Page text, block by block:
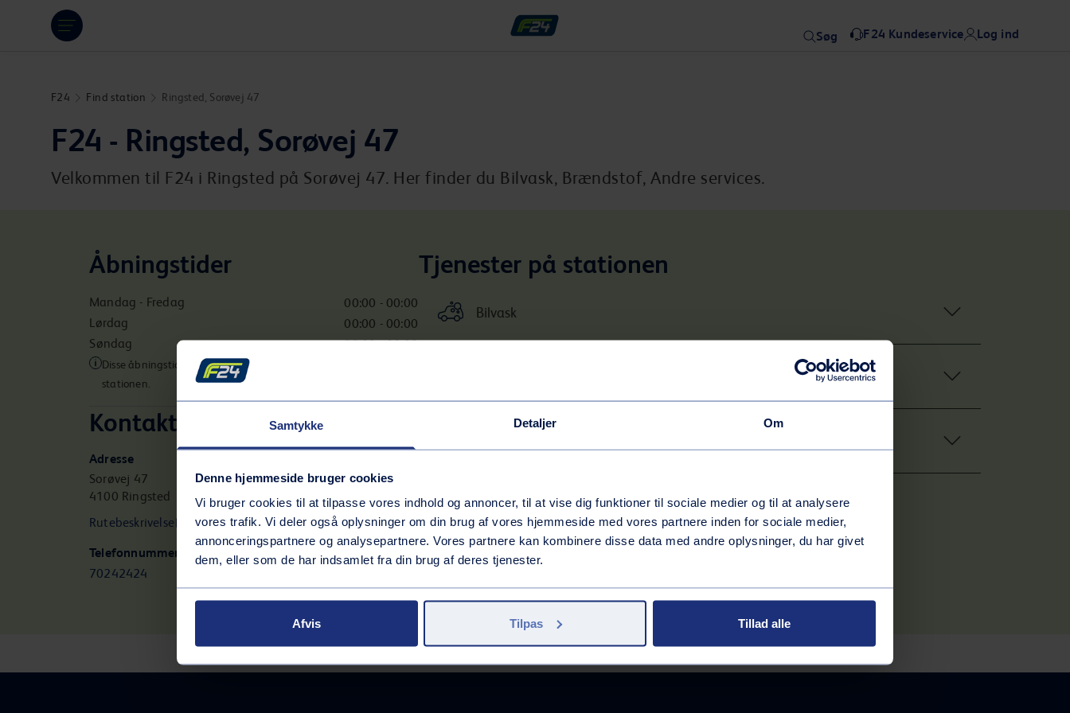
Samtykke Detaljer Om
Denne hjemmeside bruger cookies
Vi bruger cookies til at tilpasse vores indhold og annoncer, til at vise dig funktioner til sociale medier og til at analysere
vores trafik. Vi deler også oplysninger om din brug af vores hjemmeside med vores partnere inden for sociale medier,
annonceringspartnere og analysepartnere. Vores partnere kan kombinere disse data med andre oplysninger, du har givet
dem, eller som de har indsamlet fra din brug af deres tjenester.
Afvis Tilpas Tillad alle
Hoppa över länk
Søg F24 Kundeservice Log ind
F24 Find station Ringsted, Sorøvej 47
F24 - Ringsted, Sorøvej 47
Velkommen til F24 i Ringsted på Sorøvej 47. Her finder du Bilvask, Brændstof, Andre services.
Åbningstider
Mandag - Fredag
00:00 - 00:00
Lørdag
00:00 - 00:00
Søndag
00:00 - 00:00
Disse åbningstider gælder muligvis ikke for alle services på
stationen.
Kontaktinformation
Adresse
Sorøvej 47
4100 Ringsted
Rutebeskrivelse
Telefonnummer
70242424
Tjenester på stationen
Bilvask
Inkluderede services
GoEasy 95 (E10)
GoEasy 98 Extra (E5)
Vask med appen
Tank med appen